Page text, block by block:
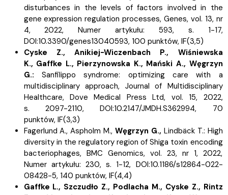
disturbances in the levels of factors involved in the
gene expression regulation processes, Genes, vol. 13, nr
4, 2022, Numer artykułu: 593, s.
1-17,
DOI:10.3390/genes13040593, 100 punktów, IF(3,5)
Cyske Z.,
Anikiej-Wiczenbach P.,
Wiśniewska
K., Gaffke L., Pierzynowska K., Mański A., Węgrzyn
G.:
Sanfilippo syndrome: optimizing care with a
multidisciplinary approach, Journal of Multidisciplinary
Healthcare, Dove Medical Press Ltd, vol. 15, 2022,
s.
2097-2110, DOI:10.2147/JMDH.S362994, 70
punktów, IF(3,3)
Fagerlund A., Aspholm M., Węgrzyn G., Lindbäck T.: High
diversity in the regulatory region of Shiga toxin encoding
bacteriophages, BMC Genomics, vol. 23, nr 1, 2022,
Numer artykułu: 230, s. 1-12, DOI:10.1186/s12864-022-
08428-5, 140 punktów, IF(4,4)
Gaffke L., Szczudło Z., Podlacha M., Cyske Z., Rintz